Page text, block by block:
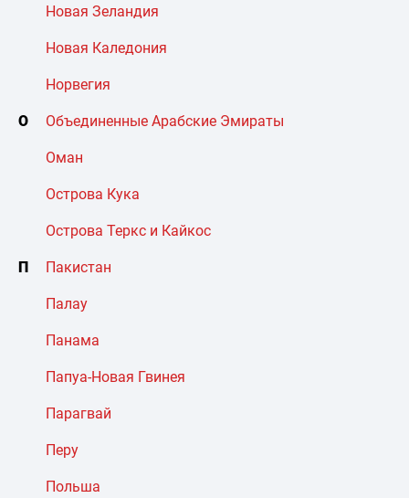
Новая Зеландия
Новая Каледония
Норвегия
О Объединенные Арабские Эмираты
Оман
Острова Кука
Острова Теркс и Кайкос
П Пакистан
Палау
Панама
Папуа-Новая Гвинея
Парагвай
Перу
Польша